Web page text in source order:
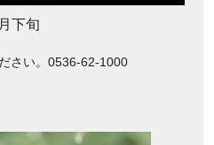
下旬
さい。0536-62-1000